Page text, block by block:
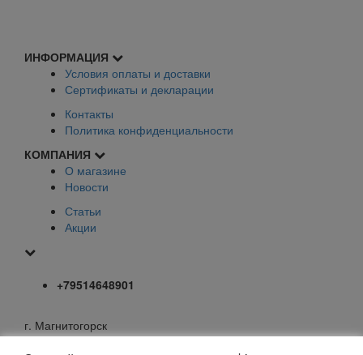
ИНФОРМАЦИЯ
Условия оплаты и доставки
Сертификаты и декларации
Контакты
Политика конфиденциальности
КОМПАНИЯ
О магазине
Новости
Статьи
Акции
+79514648901
г. Магнитогорск
mail@elfoxo.ru